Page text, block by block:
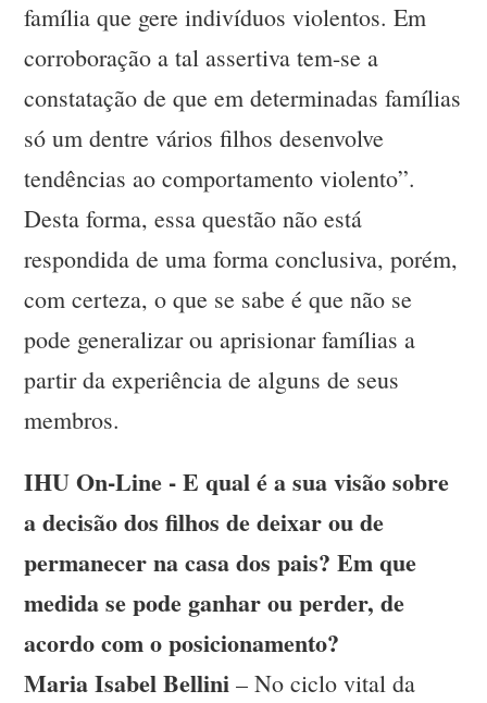
família que gere indivíduos violentos. Em
corroboração a tal assertiva tem-se a
constatação de que em determinadas famílias
só um dentre vários filhos desenvolve
tendências ao comportamento violento”.
Desta forma, essa questão não está
respondida de uma forma conclusiva, porém,
com certeza, o que se sabe é que não se
pode generalizar ou aprisionar famílias a
partir da experiência de alguns de seus
membros.
IHU On-Line - E qual é a sua visão sobre
a decisão dos filhos de deixar ou de
permanecer na casa dos pais? Em que
medida se pode ganhar ou perder, de
acordo com o posicionamento?
Maria Isabel Bellini – No ciclo vital da